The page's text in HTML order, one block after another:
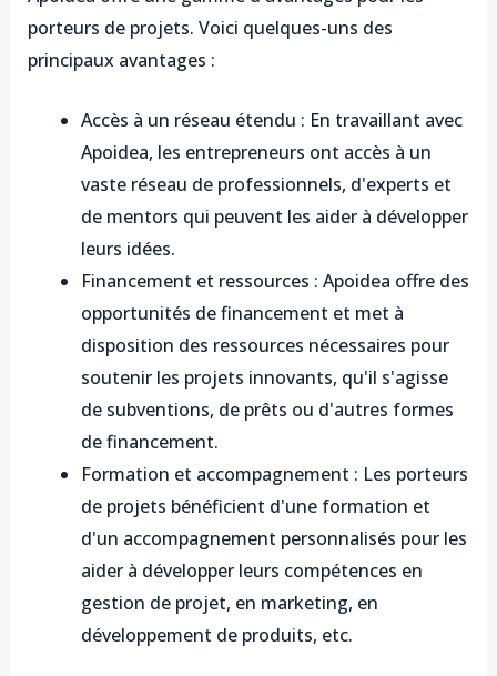
porteurs de projets. Voici quelques-uns des
principaux avantages :
Accès à un réseau étendu : En travaillant avec
Apoidea, les entrepreneurs ont accès à un
vaste réseau de professionnels, d'experts et
de mentors qui peuvent les aider à développer
leurs idées.
Financement et ressources : Apoidea offre des
opportunités de financement et met à
disposition des ressources nécessaires pour
soutenir les projets innovants, qu'il s'agisse
de subventions, de prêts ou d'autres formes
de financement.
Formation et accompagnement : Les porteurs
de projets bénéficient d'une formation et
d'un accompagnement personnalisés pour les
aider à développer leurs compétences en
gestion de projet, en marketing, en
développement de produits, etc.